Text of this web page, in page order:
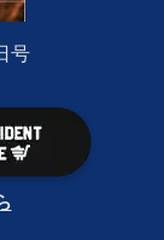
号